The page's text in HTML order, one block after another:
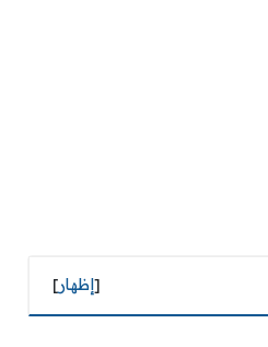
[ إظهار]